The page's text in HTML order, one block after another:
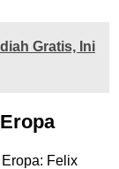
Gratis, Ini
Felix